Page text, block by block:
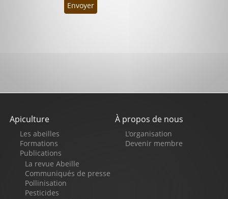
Envoyer
Pied
de
page
À propos de nous
L'organisation
Devenir membre
Apiculture
Les abeilles
Formations
Publications
La revue Abeille
Communiqués de presse
Pollinisation
Pesticides